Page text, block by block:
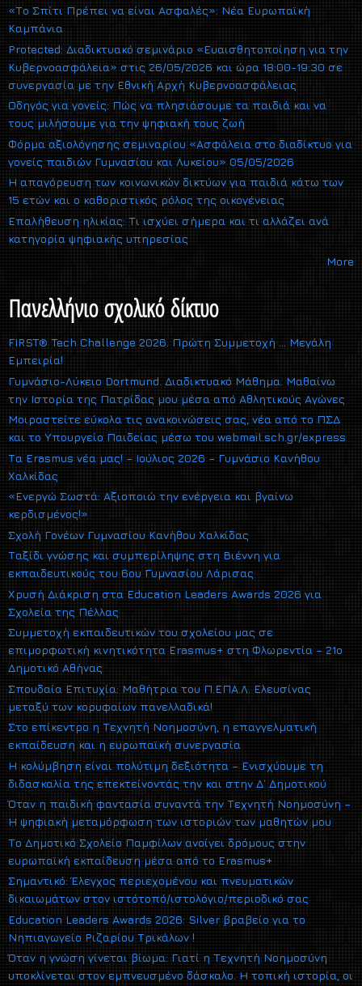
«Το Σπίτι Πρέπει να είναι Ασφαλές»: Νέα Ευρωπαϊκή
Καμπάνια
Protected: Διαδικτυακό σεμινάριο «Ευαισθητοποίηση για την
Κυβερνοασφάλεια» στις 26/05/2026 και ώρα 18:00-19:30 σε
συνεργασία με την Εθνική Αρχή Κυβερνοασφάλειας
Οδηγός για γονείς: Πώς να πλησιάσουμε τα παιδιά και να
τους μιλήσουμε για την ψηφιακή τους ζωή
Φόρμα αξιολόγησης σεμιναρίου «Ασφάλεια στο διαδίκτυο για
γονείς παιδιών Γυμνασίου και Λυκείου» 05/05/2026
Η απαγόρευση των κοινωνικών δικτύων για παιδιά κάτω των
15 ετών και ο καθοριστικός ρόλος της οικογένειας
Επαλήθευση ηλικίας: Τι ισχύει σήμερα και τι αλλάζει ανά
κατηγορία ψηφιακής υπηρεσίας
More
Πανελλήνιο σχολικό δίκτυο
FIRST® Tech Challenge 2026. Πρώτη Συμμετοχή … Μεγάλη
Εμπειρία!
Γυμνάσιο-Λύκειο Dortmund. Διαδικτυακό Μάθημα. Μαθαίνω
την Ιστορία της Πατρίδας μου μέσα από Αθλητικούς Αγώνες
Μοιραστείτε εύκολα τις ανακοινώσεις σας, νέα από το ΠΣΔ
και το Υπουργείο Παιδείας μέσω του webmail.sch.gr/express
Τα Erasmus νέα μας! – Ιούλιος 2026 – Γυμνάσιο Κανήθου
Χαλκίδας
«Ενεργώ Σωστά: Αξιοποιώ την ενέργεια και βγαίνω
κερδισμένος!»
Σχολή Γονέων Γυμνασίου Κανήθου Χαλκίδας
Ταξίδι γνώσης και συμπερίληψης στη Βιέννη για
εκπαιδευτικούς του 6ου Γυμνασίου Λάρισας
Χρυσή Διάκριση στα Education Leaders Awards 2026 για
Σχολεία της Πέλλας
Συμμετοχή εκπαιδευτικών του σχολείου μας σε
επιμορφωτική κινητικότητα Erasmus+ στη Φλωρεντία – 21ο
Δημοτικό Αθήνας
Σπουδαία Επιτυχία: Μαθήτρια του Π.ΕΠΑ.Λ. Ελευσίνας
μεταξύ των κορυφαίων πανελλαδικά!
Στο επίκεντρο η Τεχνητή Νοημοσύνη, η επαγγελματική
εκπαίδευση και η ευρωπαϊκή συνεργασία
Η κολύμβηση είναι πολύτιμη δεξιότητα – Ενισχύουμε τη
διδασκαλία της επεκτείνοντάς την και στην Δ΄ Δημοτικού
Όταν η παιδική φαντασία συναντά την Τεχνητή Νοημοσύνη –
Η ψηφιακή μεταμόρφωση των ιστοριών των μαθητών μου
Το Δημοτικό Σχολείο Παμφίλων ανοίγει δρόμους στην
ευρωπαϊκή εκπαίδευση μέσα από το Erasmus+
Σημαντικό: Έλεγχος περιεχομένου και πνευματικών
δικαιωμάτων στον ιστότοπό/ιστολόγιο/περιοδικό σας
Education Leaders Awards 2026: Silver βραβείο για το
Νηπιαγωγείο Ριζαρίου Τρικάλων !
Όταν η γνώση γίνεται βίωμα: Γιατί η Τεχνητή Νοημοσύνη
υποκλίνεται στον εμπνευσμένο δάσκαλο. Η τοπική ιστορία, οι